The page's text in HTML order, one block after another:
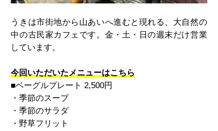
うきは市街地から山あいへ進むと現れる、大自然の
中の古民家カフェです。金・土・日の週末だけ営業
しています。
今回いただいたメニューはこちら
■ベーグルプレート 2,500円
・季節のスープ
・季節のサラダ
・野草フリット